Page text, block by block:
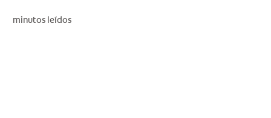
minutos leídos